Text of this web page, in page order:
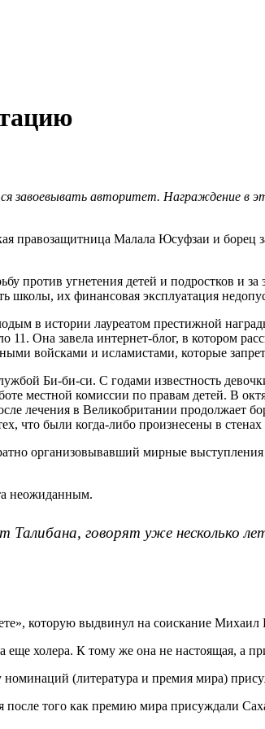
завоевывать авторитет. Награждение в
правозащитница Малала Юсуфзаи и
против угнетения детей и подростков и
школы, их финансовая эксплуатация
в истории лауреатом престижной
Она завела интернет-блог, в котором
войсками и исламистами, которые
Би-би-си. С годами известность
местной комиссии по правам детей. В
лечения в Великобритании продолжает
что были когда-либо произнесены в
организовывавший мирные
неожиданным.
говорят уже несколько
которую выдвинул на соискание Михаил
холера. К тому же она не настоящая, а
(литература и премия мира)
того как премию мира присуждали